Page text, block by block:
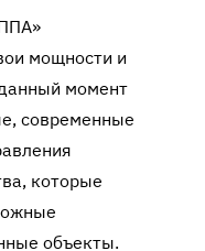
мощности и
момент
современные
которые
объекты.